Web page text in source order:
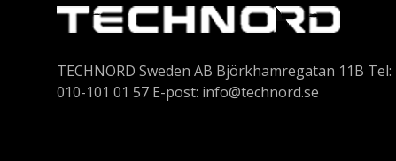
TECHNORD Sweden AB Björkhamregatan 11B Tel:
010-101 01 57 E-post: info@technord.se